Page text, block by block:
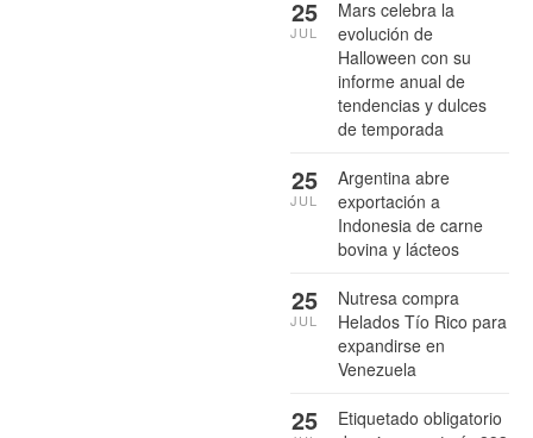
Mars celebra la
evolución de
Halloween con su
informe anual de
tendencias y dulces
de temporada
25
JUL
Argentina abre
exportación a
Indonesia de carne
bovina y lácteos
25
JUL
Nutresa compra
Helados Tío Rico para
expandirse en
Venezuela
25
JUL
Etiquetado obligatorio
25